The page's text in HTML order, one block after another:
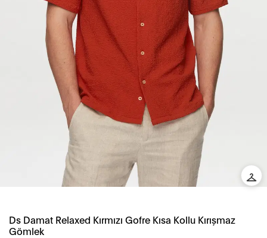
Ds Damat Relaxed Kırmızı Gofre Kısa Kollu Kırışmaz
Gömlek